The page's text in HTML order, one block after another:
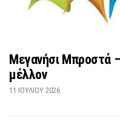
Μεγανήσι Μπροστά
μέλλον
11 ΙΟΥΛΊΟΥ 2026